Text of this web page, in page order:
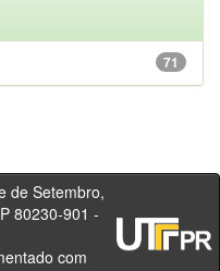
71
80230-901 -
- Brasil
com